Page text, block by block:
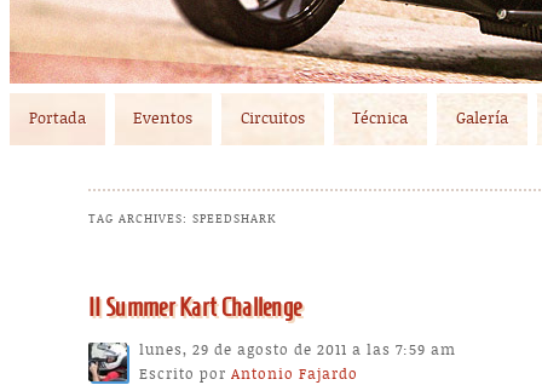
Skip to primary content
Skip to secondary content
Portada Eventos Circuitos Técnica Galería
TAG ARCHIVES:SPEEDSHARK
II Summer Kart Challenge
lunes, 29 de agosto de 2011 a las 7:59 am
Escrito porAntonio Fajardo